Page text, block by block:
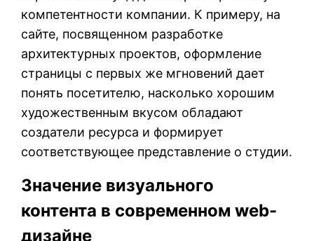
компетентности компании. К примеру, на
сайте, посвященном разработке
архитектурных проектов, оформление
страницы с первых же мгновений дает
понять посетителю, насколько хорошим
художественным вкусом обладают
создатели ресурса и формирует
соответствующее представление о студии.
Значение визуального
контента в современном web-
дизайне